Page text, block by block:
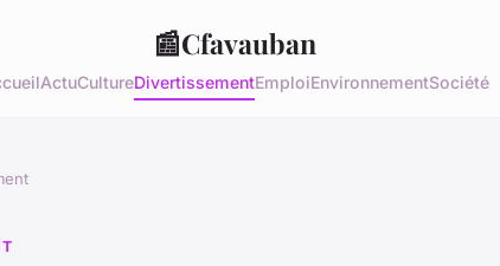
📰Cfavauban
ActuCultureDivertissementEmploiEnvironnementSociété